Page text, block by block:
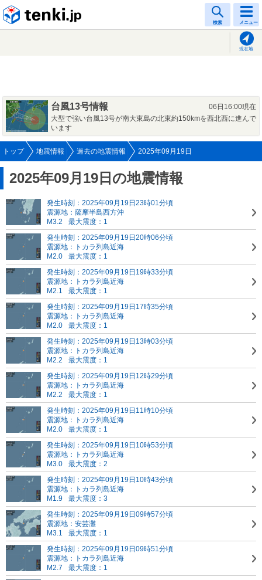
検索 メニュー
現在地
台風13号情報
06日16:00現在
大型で強い台風13号が南大東島の北東約150kmを西北西に進んで
います
トップ 地震情報 過去の地震情報 2025年09月19日
2025年09月19日の地震情報
発生時刻：2025年09月19日23時01分頃
震源地：薩摩半島西方沖
M3.2
最大震度：1
発生時刻：2025年09月19日20時06分頃
震源地：トカラ列島近海
M2.0
最大震度：1
発生時刻：2025年09月19日19時33分頃
震源地：トカラ列島近海
M2.1
最大震度：1
発生時刻：2025年09月19日17時35分頃
震源地：トカラ列島近海
M2.0
最大震度：1
発生時刻：2025年09月19日13時03分頃
震源地：トカラ列島近海
M2.2
最大震度：1
発生時刻：2025年09月19日12時29分頃
震源地：トカラ列島近海
M2.2
最大震度：1
発生時刻：2025年09月19日11時10分頃
震源地：トカラ列島近海
M2.0
最大震度：1
発生時刻：2025年09月19日10時53分頃
震源地：トカラ列島近海
M3.0
最大震度：2
発生時刻：2025年09月19日10時43分頃
震源地：トカラ列島近海
M1.9
最大震度：3
発生時刻：2025年09月19日09時57分頃
震源地：安芸灘
M3.1
最大震度：1
発生時刻：2025年09月19日09時51分頃
震源地：トカラ列島近海
M2.7
最大震度：1